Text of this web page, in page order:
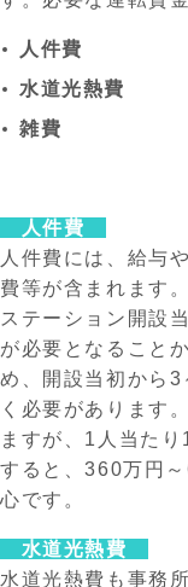
人件費
水道光熱費
雑費
人件費
人件費には、給与
費等が含まれます
ステーション開設
が必要となること
め、開設当初から
く必要があります
ますが、1人当た
すると、360万円
心です。
水道光熱費
水道光熱費も事務